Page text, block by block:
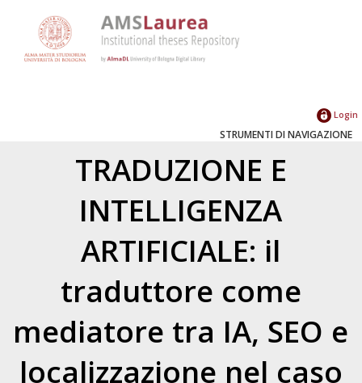
Login
STRUMENTI DI NAVIGAZIONE
TRADUZIONE E
INTELLIGENZA
ARTIFICIALE: il
traduttore come
mediatore tra IA, SEO e
localizzazione nel caso